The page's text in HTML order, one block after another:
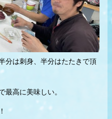
分は刺身、半分はたたきで頂
最高に美味しい。